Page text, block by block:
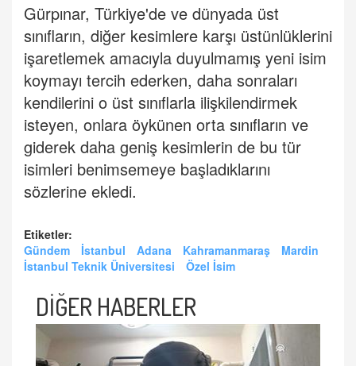
Gürpınar, Türkiye'de ve dünyada üst
sınıfların, diğer kesimlere karşı üstünlüklerini
işaretlemek amacıyla duyulmamış yeni isim
koymayı tercih ederken, daha sonraları
kendilerini o üst sınıflarla ilişkilendirmek
isteyen, onlara öykünen orta sınıfların ve
giderek daha geniş kesimlerin de bu tür
isimleri benimsemeye başladıklarını
sözlerine ekledi.
Etiketler:
Gündem
İstanbul Adana Kahramanmaraş
Mardin
İstanbul Teknik Üniversitesi
Özel İsim
DİĞER HABERLER